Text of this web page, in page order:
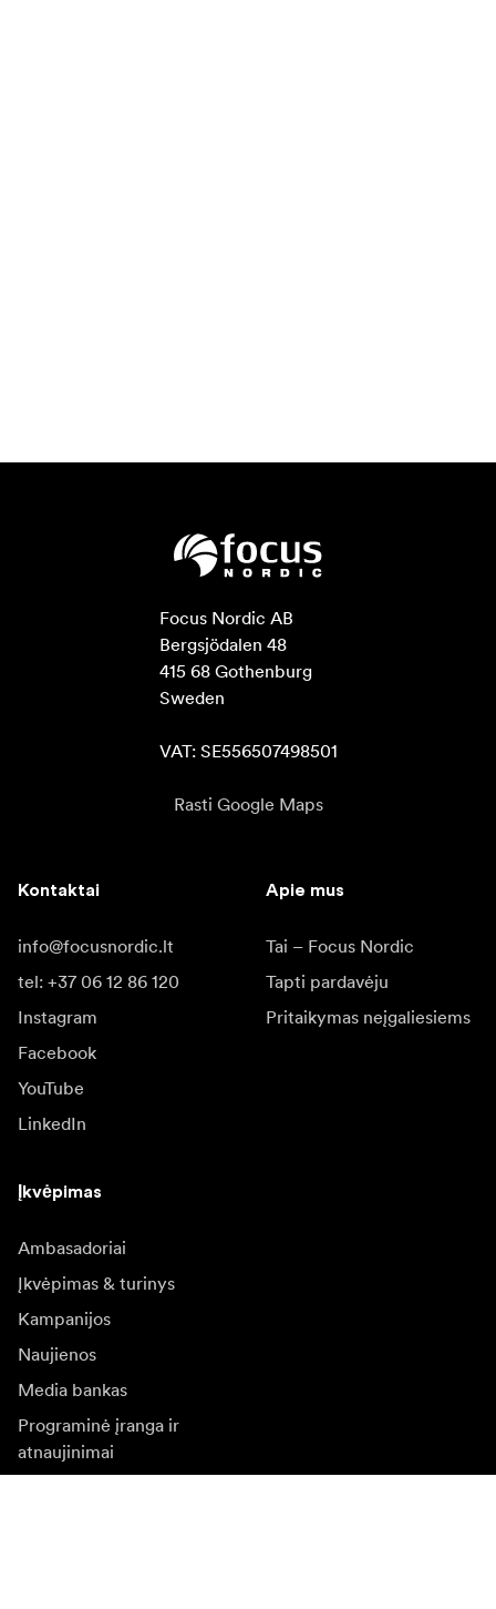
Focus Nordic AB
Bergsjödalen 48
415 68 Gothenburg
Sweden
VAT: SE556507498501
Rasti Google Maps
Kontaktai
info@focusnordic.lt
tel: +37 06 12 86 120
Instagram
Facebook
YouTube
LinkedIn
Apie mus
Tai – Focus Nordic
Tapti pardavėju
Pritaikymas neįgaliesiems
Įkvėpimas
Ambasadoriai
Įkvėpimas & turinys
Kampanijos
Naujienos
Media bankas
Programinė įranga ir
atnaujinimai